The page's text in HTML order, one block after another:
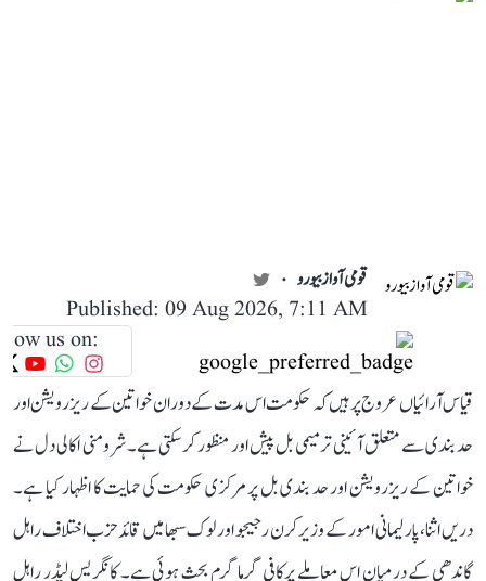
قومی آواز بیورو
Published: 09 Aug 2026, 7:11 AM
us on:
قیاس آرائیاں عروج پر ہیں کہ حکومت اس مدت کے دوران خواتین کے ریزرویشن اور
حد بندی سے متعلق آئینی ترمیمی بل پیش اور منظور کر سکتی ہے۔ شرومنی اکالی دل نے
خواتین کے ریزرویشن اور حد بندی بل پر مرکزی حکومت کی حمایت کا اظہار کیا ہے۔
دریں اثنا، پارلیمانی امور کے وزیر کرن رجیجو اور لوک سبھا میں قائد حزب اختلاف راہل
گاندھی کے درمیان اس معاملے پرکافی گرما گرم بحث ہوئی ہے۔ کانگریس لیڈر راہل